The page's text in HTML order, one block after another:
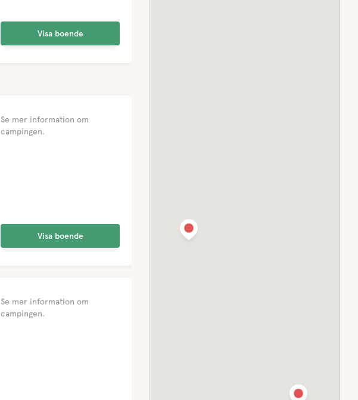
Visa boende
Se mer information om
campingen.
Visa boende
Se mer information om
campingen.